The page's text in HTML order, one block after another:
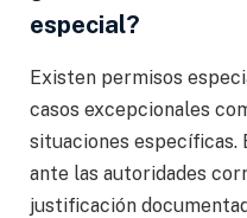
especial?
Existen permisos
casos excepcionales
situaciones
ante las autoridades
justificación